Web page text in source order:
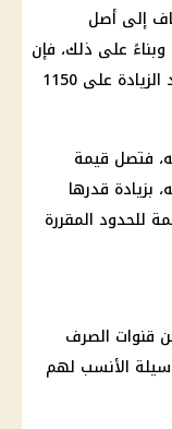
إلى 15%، وتضاف إلى أصل
على ذلك، فإن
صاحب المعاش البالغ 1000 جنيه يحصل بعد الزيادة على 1150
10 آلاف جنيه، فتصل قيمة
الزيادة إلى 11500 جنيه، بزيادة قدرها
للحدود المقررة
قنوات الصرف
الأنسب لهم